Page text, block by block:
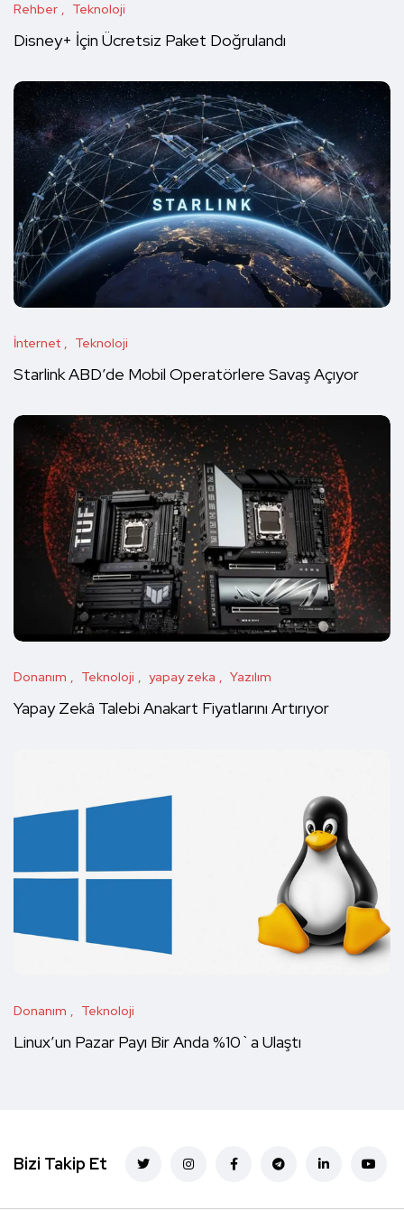
Rehber Teknoloji
Disney+ İçin Ücretsiz Paket Doğrulandı
İnternet Teknoloji
Starlink ABD’de Mobil Operatörlere Savaş Açıyor
Donanım Teknoloji yapay zeka Yazılım
Yapay Zekâ Talebi Anakart Fiyatlarını Artırıyor
Donanım Teknoloji
Linux’un Pazar Payı Bir Anda %10`a Ulaştı
Bizi Takip Et